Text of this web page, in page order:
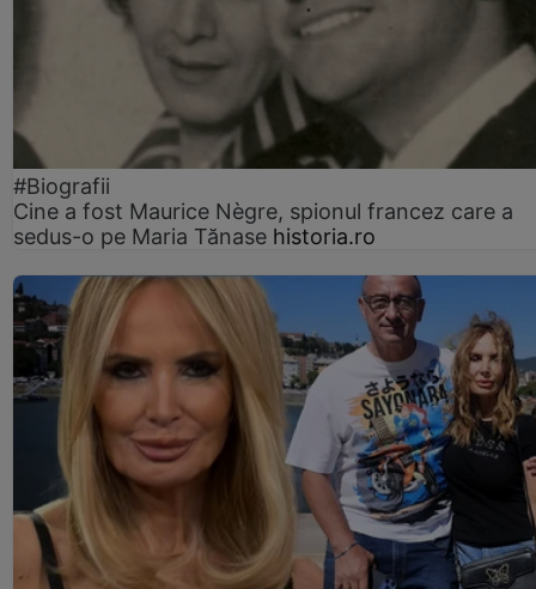
#Biografii
Cine a fost Maurice Nègre, spionul francez care a
sedus-o pe Maria Tănase historia.ro